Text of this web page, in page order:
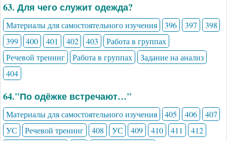
63. Для чего служит одежда?
Материалы для самостоятельного изучения 396 397
398
399
400 401 402 403
Работа в группах
Речевой тренинг
Работа в группах
Задание на анализ
404
64."По одёжке встречают…"
Материалы для самостоятельного изучения 405 406
407
УС
Речевой тренинг 408 УС 409 410 411 412